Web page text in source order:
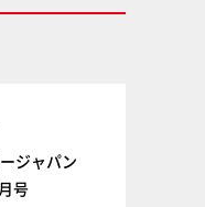
なる仕様を試作
ご紹介!!さらに
ジャパン
号